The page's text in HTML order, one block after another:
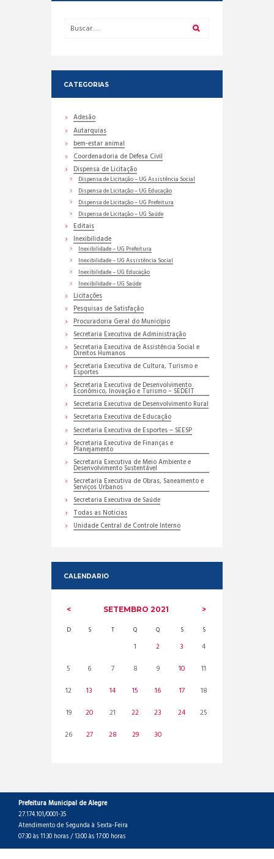
CATEGORIAS
Adesão
Autarquias
bem-estar animal
Coordenadoria de Defesa Civil
Dispensa de Licitação
Dispensa de Licitação – UG Assistência Social
Dispensa de Licitação – UG Educação
Dispensa de Licitação – UG Prefeitura
Dispensa de Licitação – UG Saúde
Editais
Inexibilidade
Inexibilidade – UG Prefeitura
Inexibilidade – UG Assistência Social
Inexibilidade – UG Educação
Inexibilidade – UG Saúde
Licitações
Pesquisas de Satisfação
Procuradoria Geral do Município
Secretaria Executiva de Administração
Secretaria Executiva de Assistência Social e
Direitos Humanos
Secretaria Executiva de Cultura, Turismo e
Esportes
Secretaria Executiva de Desenvolvimento
Econômico, Inovação e Turismo – SEDEIT
Secretaria Executiva de Desenvolvimento Rural
Secretaria Executiva de Educação
Secretaria Executiva de Esportes – SEESP
Secretaria Executiva de Finanças e
Planejamento
Secretaria Executiva de Meio Ambiente e
Desenvolvimento Sustentável
Secretaria Executiva de Obras, Saneamento e
Serviços Urbanos
Secretaria Executiva de Saúde
Todas as Noticias
Unidade Central de Controle Interno
CALENDARIO
SETEMBRO 2021
D S T Q Q S S
1 2 3
4
5
6 7 8 9 10
11
12
13 14 15 16 17
18
19
20 21 22 23 24
25
26
27 28 29 30
Prefeitura Municipal de Alegre
27.174.101/0001-35
Atendimento de Segunda à Sexta-Feira
07:30 às 11:30 horas / 13:00 às 17:00 horas